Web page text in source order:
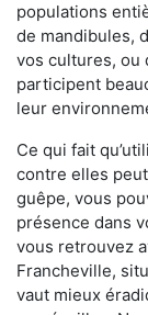
populations
de mandibules,
vos cultures, ou
participent
leur
Ce qui fait
contre elles
guêpe, vous
présence dans
vous retrouvez
Francheville,
vaut mieux